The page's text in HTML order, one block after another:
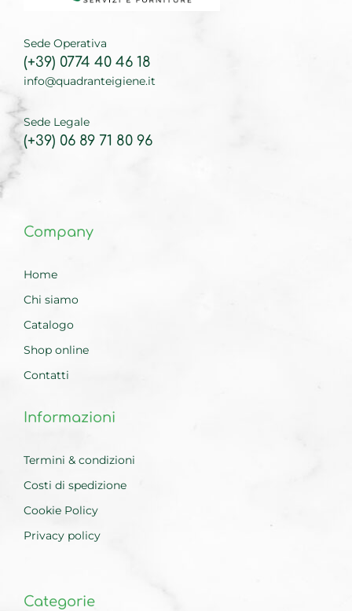
Sede Operativa
(+39) 0774 40 46 18
info@quadranteigiene.it
Sede Legale
(+39) 06 89 71 80 96
Company
Home
Chi siamo
Catalogo
Shop online
Contatti
Informazioni
Termini & condizioni
Costi di spedizione
Cookie Policy
Privacy policy
Categorie